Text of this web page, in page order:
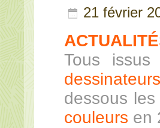
21 février
Tous
dessous
couleurs en